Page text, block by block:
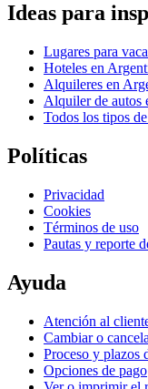
Ideas para
Lugares para
Hoteles en
Alquileres en
Alquiler de autos
Todos los tipos
Políticas
Privacidad
Cookies
Términos de uso
Pautas y reporte
Ayuda
Atención al
Cambiar o
Proceso y plazos
Opciones de pago